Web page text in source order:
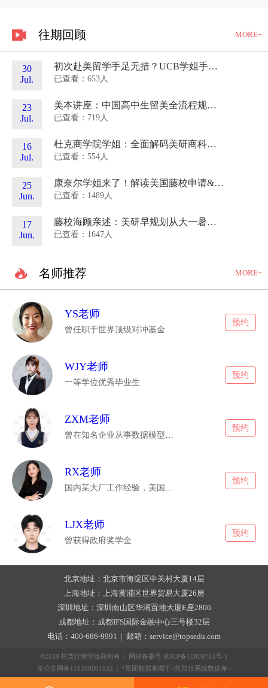
往期回顾 MORE+
30
Jul.
初次赴美留学手足无措？UCB学姐手把手带你搞定赴美全流程！
已查看：653人
23
Jul.
美本讲座：中国高中生留美全流程规划分享！
已查看：719人
16
Jul.
杜克商学院学姐：全面解码美研商科规划与申请逻辑
已查看：554人
25
Jun.
康奈尔学姐来了！解读美国藤校申请&就读体验，留学生发展规划
已查看：1489人
17
Jun.
藤校海顾亲述：美研早规划从大一暑假开始
已查看：1647人
名师推荐 MORE+
YS老师
曾任职于世界顶级对冲基金
预约
WJY老师
一等学位优秀毕业生
预约
ZXM老师
预约
RX老师
预约
LJX老师
曾获得政府奖学金
预约
北京地址：北京市海淀区中关村大厦14层
上海地址：上海黄浦区世界贸易大厦26层
深圳地址：深圳南山区华润置地大厦E座2806
成都地址：成都IFS国际金融中心三号楼32层
电话：400-686-9991 | 邮箱：service@topsedu.com
©2019 托普仕留学版权所有 | 网站备案号 京ICP备11009754号-1
京公安网备110108001932 | *页面数据来源于<托普仕系统数据库>